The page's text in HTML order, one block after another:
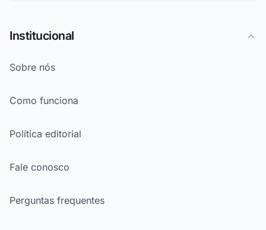
Institucional
Sobre nós
Como funciona
Política editorial
Fale conosco
Perguntas frequentes